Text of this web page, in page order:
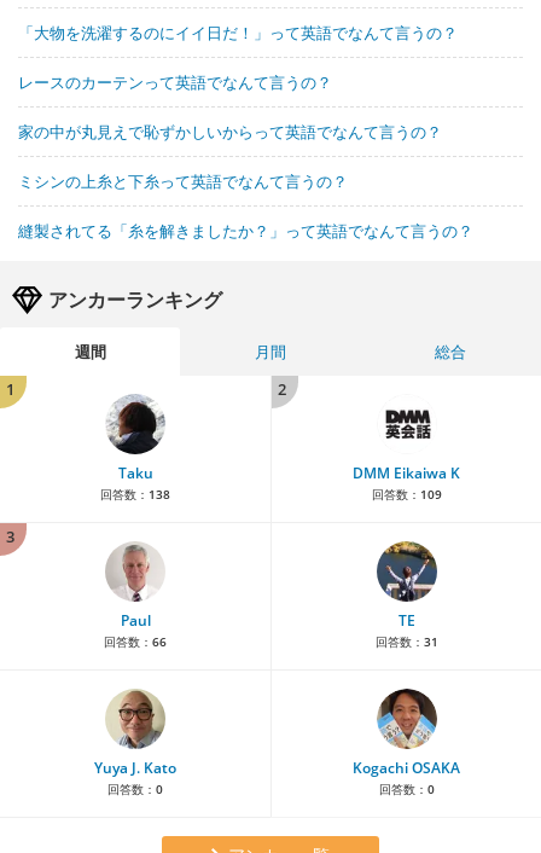
「大物を洗濯するのにイイ日だ！」って英語でなんて言うの？
レースのカーテンって英語でなんて言うの？
家の中が丸見えで恥ずかしいからって英語でなんて言うの？
ミシンの上糸と下糸って英語でなんて言うの？
縫製されてる「糸を解きましたか？」って英語でなんて言うの？
アンカーランキング
週間 月間
総合
1
Taku
回答数： 138
2
DMM Eikaiwa K
回答数： 109
3
Paul
回答数： 66
TE
回答数： 31
Yuya J. Kato
回答数： 0
Kogachi OSAKA
回答数： 0